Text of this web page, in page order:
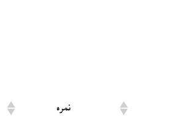
نمره